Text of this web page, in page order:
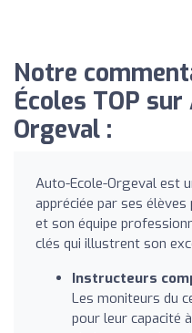
Notre
Écoles TOP
Orgeval :
Auto-Ecole-Orgeval est
appréciée par ses
et son équipe
clés qui illustrent son
Instructeurs
Les moniteurs du
pour leur capacité